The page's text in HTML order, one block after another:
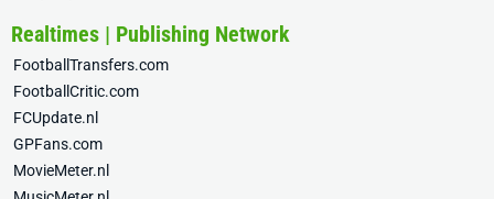
Realtimes | Publishing Network
FootballTransfers.com
FootballCritic.com
FCUpdate.nl
GPFans.com
MovieMeter.nl